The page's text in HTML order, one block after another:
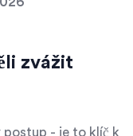
zvážit
postup - je to klíč k